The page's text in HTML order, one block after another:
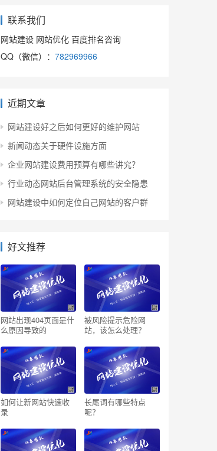
联系我们
网站建设 网站优化 百度排名咨询
QQ（微信）： 782969966
近期文章
网站建设好之后如何更好的维护网站
新闻动态关于硬件设施方面
企业网站建设费用预算有哪些讲究？
行业动态网站后台管理系统的安全隐患
网站建设中如何定位自己网站的客户群
好文推荐
网站出现404页面是什
么原因导致的
被风险提示危险网
站，该怎么处理？
如何让新网站快速收
录
长尾词有哪些特点
呢？